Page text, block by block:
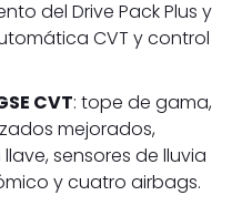
del Drive Pack Plus y
CVT y control
CVT: tope de gama,
mejorados,
sensores de lluvia
y cuatro airbags.